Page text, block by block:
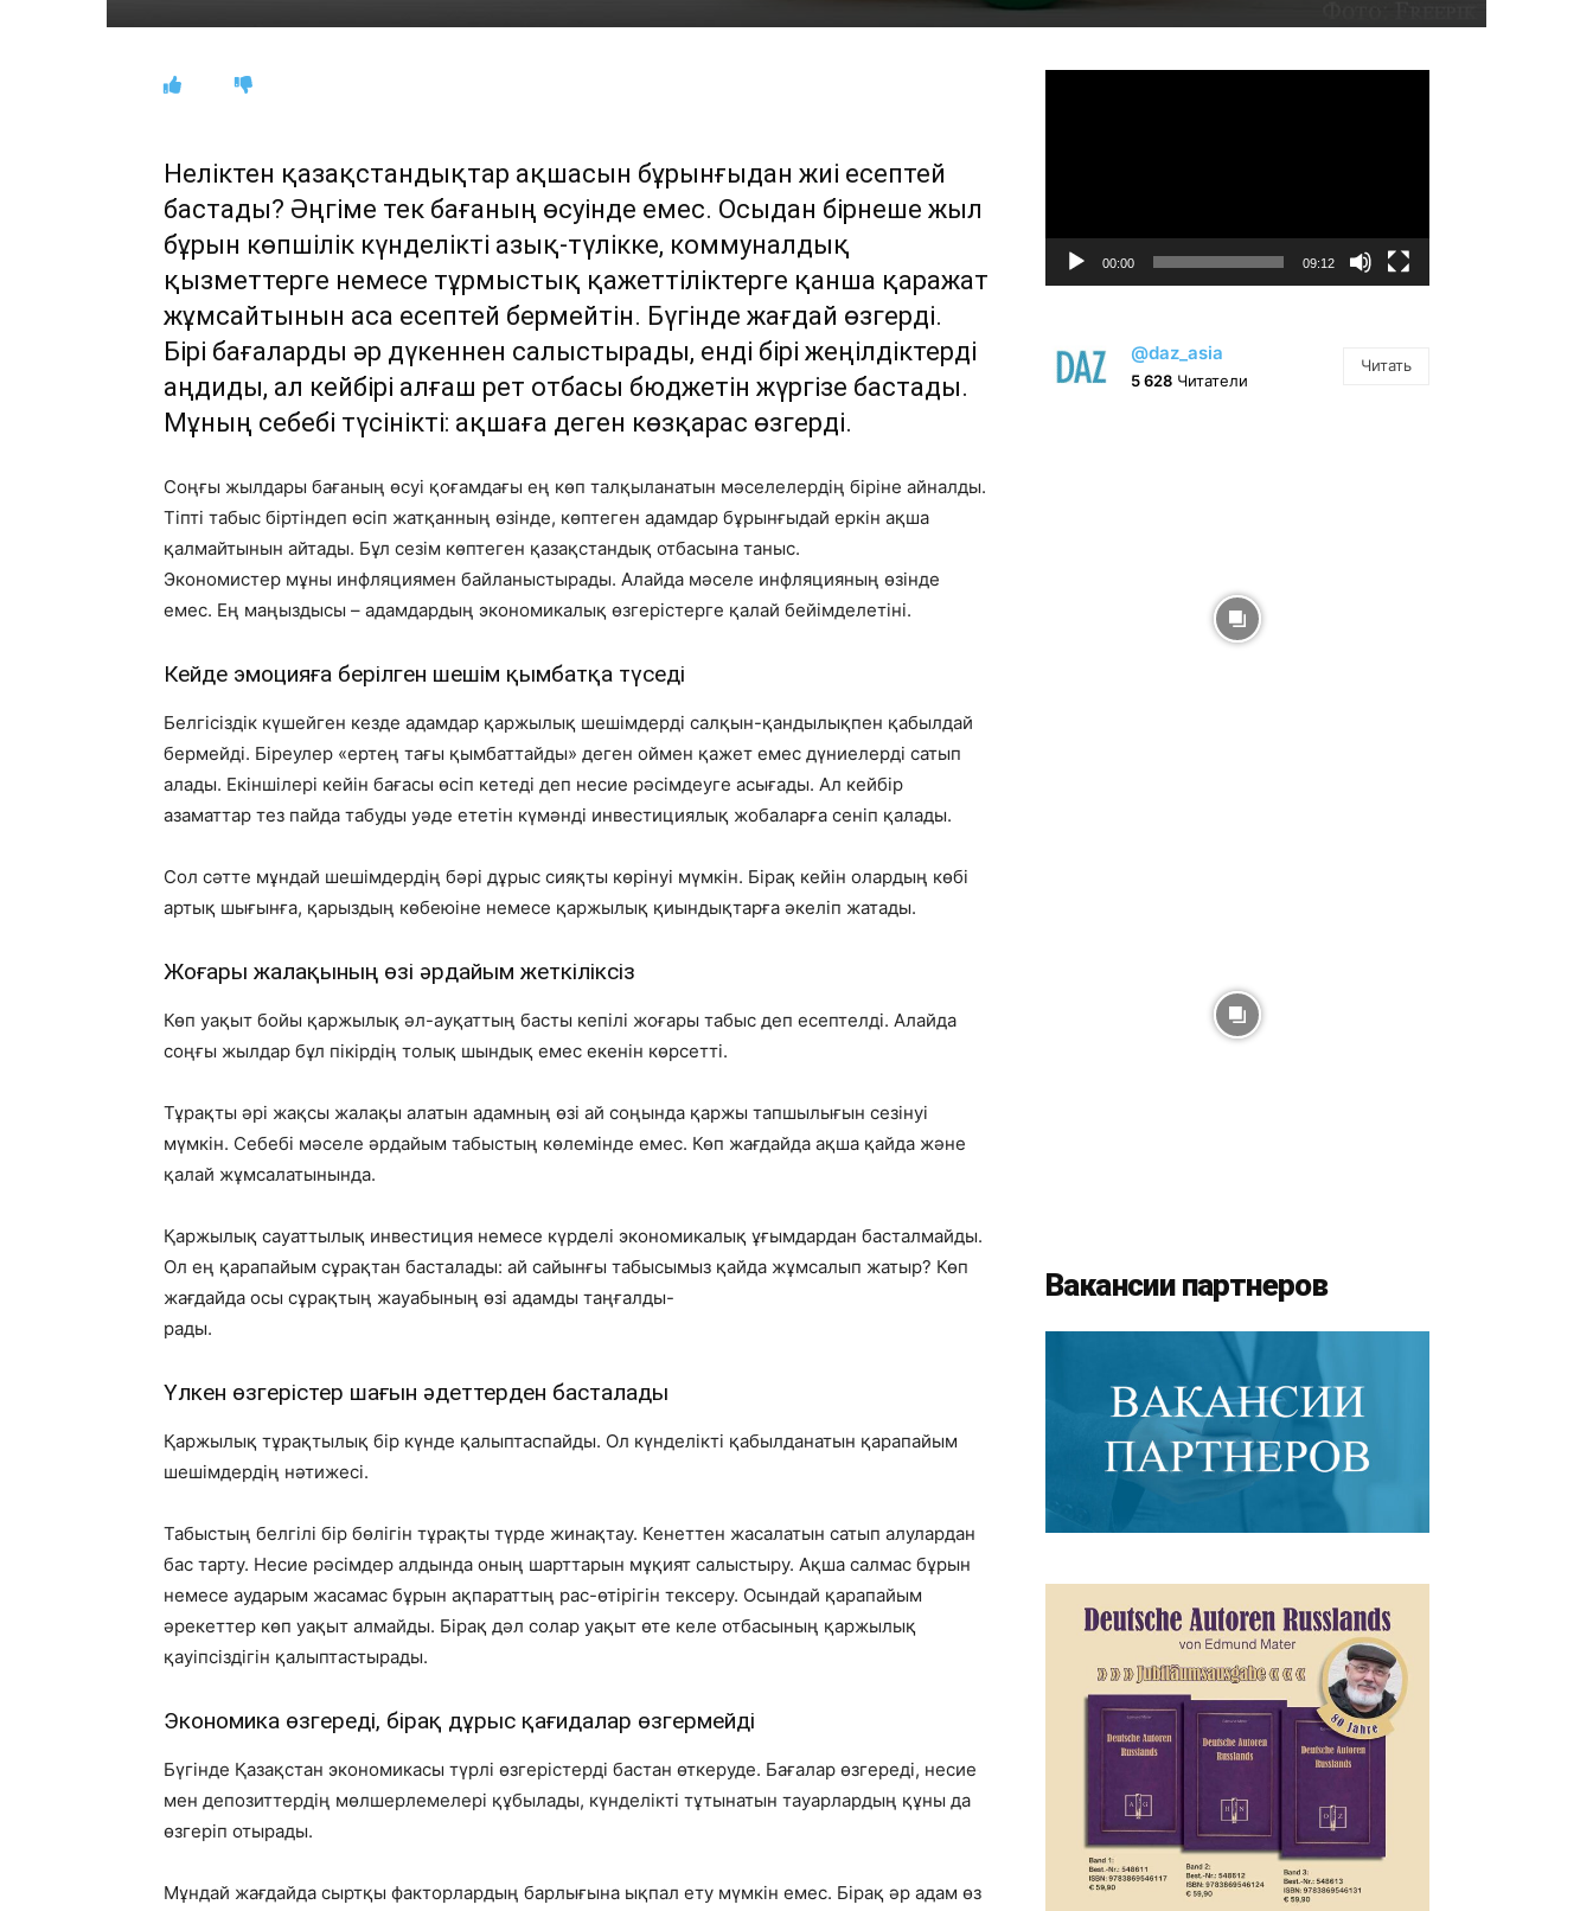
Неліктен қазақстандықтар ақшасын бұрынғыдан жиі есептей
бастады? Әңгіме тек бағаның өсуінде емес. Осыдан бірнеше жыл
бұрын көпшілік күнделікті азық-түлікке, коммуналдық
қызметтерге немесе тұрмыстық қажеттіліктерге қанша қаражат
жұмсайтынын аса есептей бермейтін. Бүгінде жағдай өзгерді.
Бірі бағаларды әр дүкеннен салыстырады, енді бірі жеңілдіктерді
аңдиды, ал кейбірі алғаш рет отбасы бюджетін жүргізе бастады.
Мұның себебі түсінікті: ақшаға деген көзқарас өзгерді.
Соңғы жылдары бағаның өсуі қоғамдағы ең көп талқыланатын мәселелердің біріне айналды.
Тіпті табыс біртіндеп өсіп жатқанның өзінде, көптеген адамдар бұрынғыдай еркін ақша
қалмайтынын айтады. Бұл сезім көптеген қазақстандық отбасына таныс.
Экономистер мұны инфляциямен байланыстырады. Алайда мәселе инфляцияның өзінде
емес. Ең маңыздысы – адамдардың экономикалық өзгерістерге қалай бейімделетіні.
Кейде эмоцияға берілген шешім қымбатқа түседі
Белгісіздік күшейген кезде адамдар қаржылық шешімдерді салқын-қандылықпен қабылдай
бермейді. Біреулер «ертең тағы қымбаттайды» деген оймен қажет емес дүниелерді сатып
алады. Екіншілері кейін бағасы өсіп кетеді деп несие рәсімдеуге асығады. Ал кейбір
азаматтар тез пайда табуды уәде ететін күмәнді инвестициялық жобаларға сеніп қалады.
Сол сәтте мұндай шешімдердің бәрі дұрыс сияқты көрінуі мүмкін. Бірақ кейін олардың көбі
артық шығынға, қарыздың көбеюіне немесе қаржылық қиындықтарға әкеліп жатады.
Жоғары жалақының өзі әрдайым жеткіліксіз
Көп уақыт бойы қаржылық әл-ауқаттың басты кепілі жоғары табыс деп есептелді. Алайда
соңғы жылдар бұл пікірдің толық шындық емес екенін көрсетті.
Тұрақты әрі жақсы жалақы алатын адамның өзі ай соңында қаржы тапшылығын сезінуі
мүмкін. Себебі мәселе әрдайым табыстың көлемінде емес. Көп жағдайда ақша қайда және
қалай жұмсалатынында.
Қаржылық сауаттылық инвестиция немесе күрделі экономикалық ұғымдардан басталмайды.
Ол ең қарапайым сұрақтан басталады: ай сайынғы табысымыз қайда жұмсалып жатыр? Көп
жағдайда осы сұрақтың жауабының өзі адамды таңғалды-
рады.
Үлкен өзгерістер шағын әдеттерден басталады
Қаржылық тұрақтылық бір күнде қалыптаспайды. Ол күнделікті қабылданатын қарапайым
шешімдердің нәтижесі.
Табыстың белгілі бір бөлігін тұрақты түрде жинақтау. Кенеттен жасалатын сатып алулардан
бас тарту. Несие рәсімдер алдында оның шарттарын мұқият салыстыру. Ақша салмас бұрын
немесе аударым жасамас бұрын ақпараттың рас-өтірігін тексеру. Осындай қарапайым
әрекеттер көп уақыт алмайды. Бірақ дәл солар уақыт өте келе отбасының қаржылық
қауіпсіздігін қалыптастырады.
Экономика өзгереді, бірақ дұрыс қағидалар өзгермейді
Бүгінде Қазақстан экономикасы түрлі өзгерістерді бастан өткеруде. Бағалар өзгереді, несие
мен депозиттердің мөлшерлемелері құбылады, күнделікті тұтынатын тауарлардың құны да
өзгеріп отырады.
Мұндай жағдайда сыртқы факторлардың барлығына ықпал ету мүмкін емес. Бірақ әр адам өз
00:00 09:12
@daz_asia
5 628 Читатели
Читать
Вакансии партнеров